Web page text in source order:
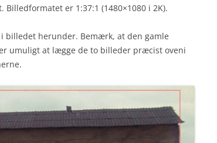
er 1:37:1 (1480×1080 i 2K).
billedet herunder. Bemærk, at den gamle
umuligt at lægge de to billeder præcist oveni